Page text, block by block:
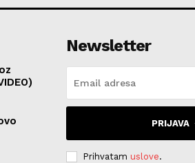
Newsletter
PRIJAVA
Prihvatam uslove.